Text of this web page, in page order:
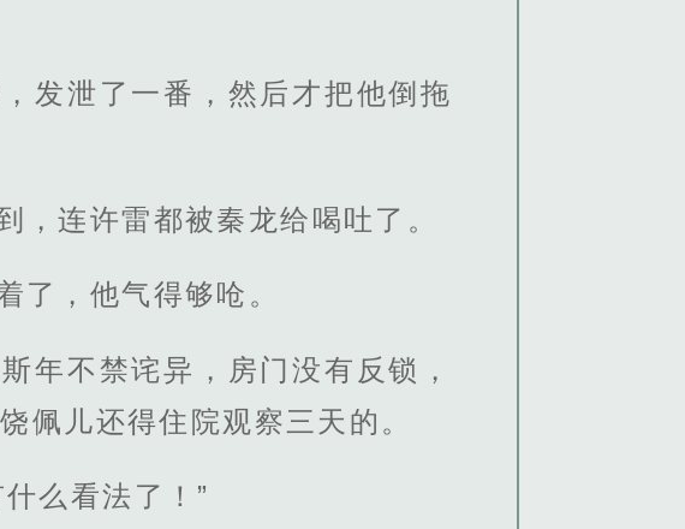
发泄了一番，然后才把他倒拖
，连许雷都被秦龙给喝吐了。
了，他气得够呛。
年不禁诧异，房门没有反锁，
佩儿还得住院观察三天的。
么看法了！”